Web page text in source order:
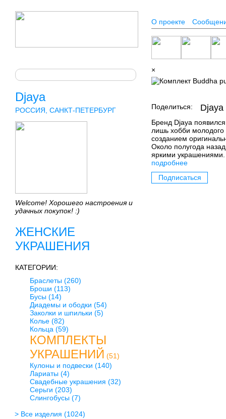
О проекте
Djaya
РОССИЯ, САНКТ-ПЕТЕРБУРГ
Welcome! Хорошего настроения и
удачных покупок! :)
ЖЕНСКИЕ
УКРАШЕНИЯ
КАТЕГОРИИ:
Браслеты (260)
Броши (113)
Бусы (14)
Диадемы и ободки (54)
Заколки и шпильки (5)
Колье (82)
Кольца (59)
КОМПЛЕКТЫ
УКРАШЕНИЙ (51)
Кулоны и подвески (140)
Лариаты (4)
Свадебные украшения (32)
Серьги (203)
Слингобусы (7)
> Все изделия (1024)
×
Поделиться: Djaya
Бренд Djaya
лишь хобби
созданием
Около полугода
яркими украшениями.
подробнее
Подписаться